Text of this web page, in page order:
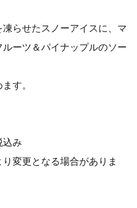
らせたスノーアイスに、マ
ーツ＆パイナップルのソー
す。
込み
変更となる場合がありま